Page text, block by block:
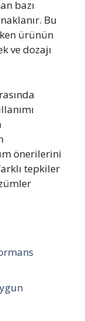
bazı
Bu
ürünün
ve dozajı
önerilerini
tepkiler